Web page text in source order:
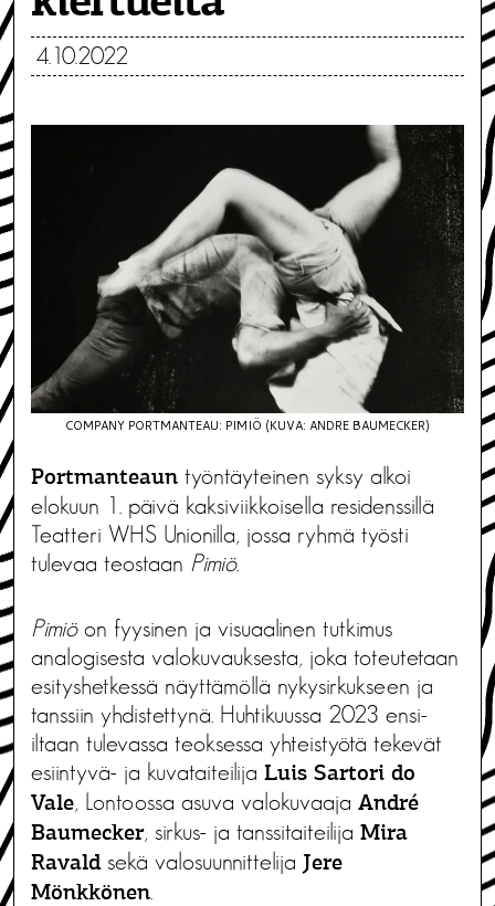
4.10.2022
COMPANY PORTMANTEAU: PIMIÖ (KUVA: ANDRE BAUMECKER)
Portmanteaun työntäyteinen syksy alkoi
elokuun 1. päivä kaksiviikkoisella residenssillä
Teatteri WHS Unionilla, jossa ryhmä työsti
tulevaa teostaan Pimiö.
Pimiöon fyysinen ja visuaalinen tutkimus
analogisesta valokuvauksesta, joka toteutetaan
esityshetkessä näyttämöllä nykysirkukseen ja
tanssiin yhdistettynä. Huhtikuussa 2023 ensi-
iltaan tulevassa teoksessa yhteistyötä tekevät
esiintyvä- ja kuvataiteilija Luis Sartori do
Vale, Lontoossa asuva valokuvaaja André
Baumecker, sirkus- ja tanssitaiteilija Mira
Ravaldsekä valosuunnittelija Jere
Mönkkönen